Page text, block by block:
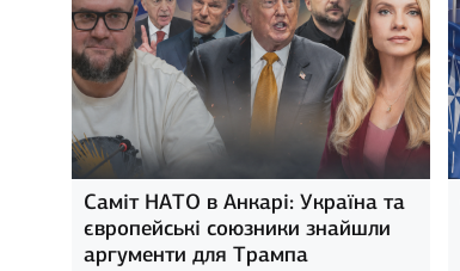
Саміт НАТО в Анкарі: Україна та
європейські союзники знайшли
аргументи для Трампа